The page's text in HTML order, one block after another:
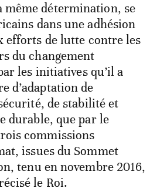
même détermination, se
dans une adhésion
efforts de lutte contre les
du changement
les initiatives qu’il a
d’adaptation de
de stabilité et
durable, que par le
commissions
issues du Sommet
tenu en novembre 2016,
le Roi.